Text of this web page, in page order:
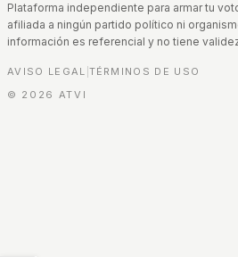
Plataforma independiente para armar tu
afiliada a ningún partido político ni
información es referencial y no tiene
AVISO LEGAL TÉRMINOS DE USO
© 2026 ATVI